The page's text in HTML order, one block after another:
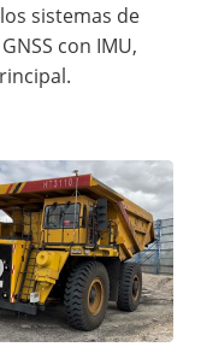
sistemas de
con IMU,